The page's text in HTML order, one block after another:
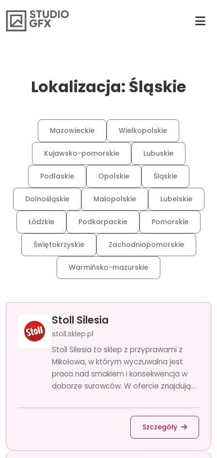
Lokalizacja: Śląskie
Mazowieckie Wielkopolskie
Kujawsko-pomorskie Lubuskie
Podlaskie Opolskie Śląskie
Dolnośląskie Małopolskie Lubelskie
Łódzkie Podkarpackie Pomorskie
Świętokrzyskie Zachodniopomorskie
Warmińsko-mazurskie
Stoll Silesia
stoll.sklep.pl
Stoll Silesia to sklep z przyprawami z
Mikołowa, w którym wyczuwalna jest
praca nad smakiem i konsekwencja w
doborze surowców. W ofercie znajdują...
Szczegóły